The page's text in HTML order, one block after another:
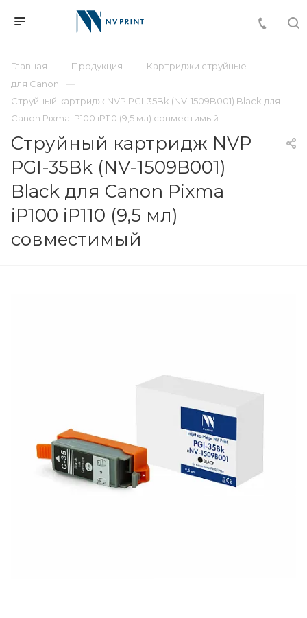
Главная Продукция
Картриджи струйные
для Canon
Струйный картридж NVP PGI-35Bk (NV-1509B001) Black для
Canon Pixma iP100 iP110 (9,5 мл) совместимый
Струйный картридж NVP
PGI-35Bk (NV-1509B001)
Black для Canon Pixma
iP100 iP110 (9,5 мл)
совместимый